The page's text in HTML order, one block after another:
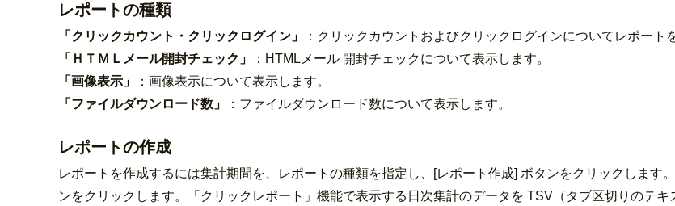
レポートの種類
「クリックカウント・クリックログイン」
：クリックカウントおよびクリックログインについてレポート
「ＨＴＭＬメール開封チェック」
：HTMLメール 開封チェックについて表示します。
「画像表示」
：画像表示について表示します。
「ファイルダウンロード数」
：ファイルダウンロード数について表示します。
レポートの作成
レポートを作成するには集計期間を、レポートの種類を指定し、[レポート作成] ボタンをクリックします
ンをクリックします。「クリックレポート」機能で表示する日次集計のデータを TSV（タブ区切りのテキ